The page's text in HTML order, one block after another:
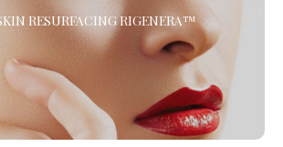
RESURFACING RIGENERA™
di Medicina Rigenerativa combinato di
e Protocollo Rigenera™ per ringiovanire il
tono ed elasticità a collo e décolleté.